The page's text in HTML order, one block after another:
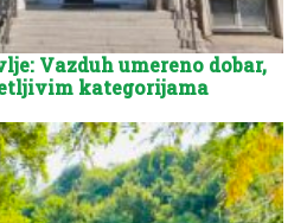
Vazduh umereno dobar,
kategorijama